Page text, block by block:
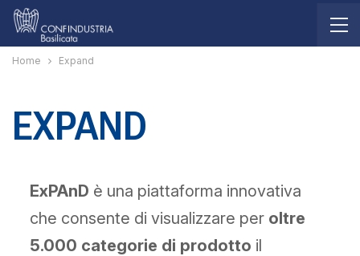
Home Expand
EXPAND
ExPAnD è una piattaforma innovativa
che consente di visualizzare per oltre
5.000 categorie di prodotto il